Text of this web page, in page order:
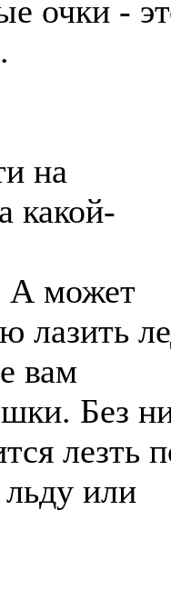
очки -
на
какой-
А может
лазить
вам
Без
лезть
или